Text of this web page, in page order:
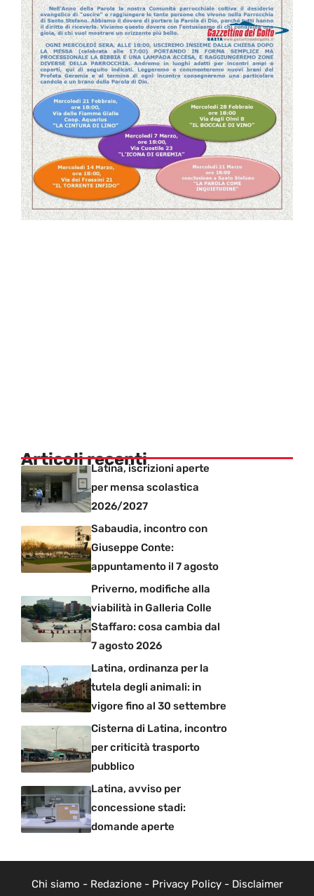
Articoli recentiLatina, iscrizioni aperte
per mensa scolastica
2026/2027
Sabaudia, incontro con
Giuseppe Conte:
appuntamento il 7 agosto
Priverno, modifiche alla
viabilità in Galleria Colle
Staffaro: cosa cambia dal
7 agosto 2026
Latina, ordinanza per la
tutela degli animali: in
vigore fino al 30 settembre
Cisterna di Latina, incontro
per criticità trasporto
pubblico
Latina, avviso per
concessione stadi:
domande aperte
Chi siamo - Redazione- Privacy Policy- Disclaimer